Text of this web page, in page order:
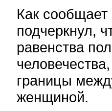
Как
подчеркнул,
равенства
границы
женщиной.